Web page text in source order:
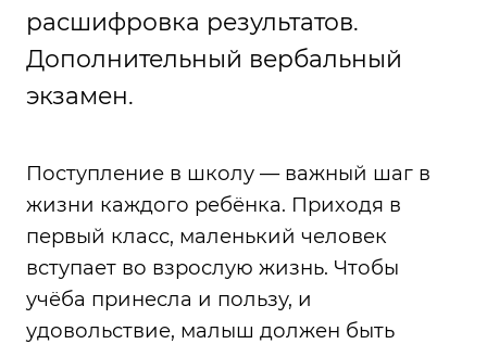
расшифровка результатов.
Дополнительный вербальный
экзамен.
Поступление в школу — важный шаг в
жизни каждого ребёнка. Приходя в
первый класс, маленький человек
вступает во взрослую жизнь. Чтобы
учёба принесла и пользу, и
удовольствие, малыш должен быть